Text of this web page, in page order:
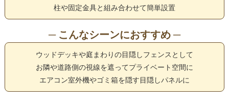
柱や固定金具と組み合わせて簡単設置
─ こんなシーンにおすすめ ─
ウッドデッキや庭まわりの目隠しフェンスとして
お隣や道路側の視線を遮ってプライベート空間に
エアコン室外機やゴミ箱を隠す目隠しパネルに